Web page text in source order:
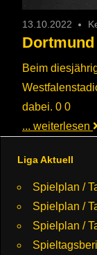
13.10.2022
Beim
dabei. 0 0
... weiterlesen
Liga Aktuell
Spielplan /
Spielplan /
Spielplan /